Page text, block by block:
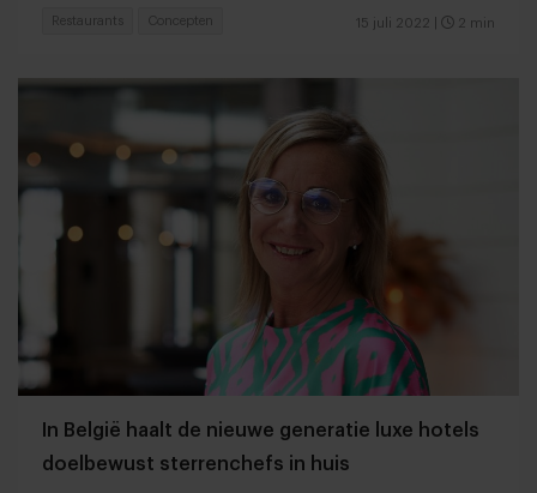
15 juli 2022 2 min
Restaurants Concepten
In België haalt de nieuwe generatie luxe hotels
doelbewust sterrenchefs in huis